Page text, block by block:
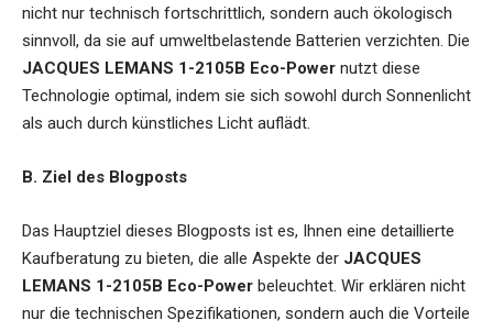
nicht nur technisch fortschrittlich, sondern auch ökologisch
sinnvoll, da sie auf umweltbelastende Batterien verzichten. Die
JACQUES LEMANS 1-2105B Eco-Power nutzt diese
Technologie optimal, indem sie sich sowohl durch Sonnenlicht
als auch durch künstliches Licht auflädt.
B. Ziel des Blogposts
Das Hauptziel dieses Blogposts ist es, Ihnen eine detaillierte
Kaufberatung zu bieten, die alle Aspekte der JACQUES
LEMANS 1-2105B Eco-Power beleuchtet. Wir erklären nicht
nur die technischen Spezifikationen, sondern auch die Vorteile